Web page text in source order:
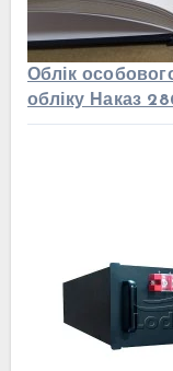
Облік
обліку Наказ